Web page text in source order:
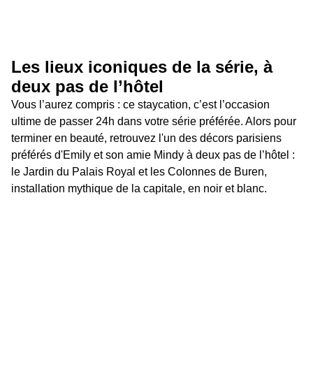
Les lieux iconiques de la série, à
deux pas de l’hôtel
Vous l’aurez compris : ce staycation, c’est l’occasion
ultime de passer 24h dans votre série préférée. Alors pour
terminer en beauté, retrouvez l'un des décors parisiens
préférés d'Emily et son amie Mindy à deux pas de l’hôtel :
le Jardin du Palais Royal et les Colonnes de Buren,
installation mythique de la capitale, en noir et blanc.